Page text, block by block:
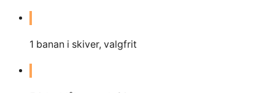
1 banan i skiver, valgfrit